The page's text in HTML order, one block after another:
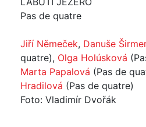
Pas de quatre
Jiří Němeček, Danuše
quatre), Olga Holúsková
Marta Papalová (Pas de
Hradilová (Pas de quatre)
Foto: Vladimír Dvořák